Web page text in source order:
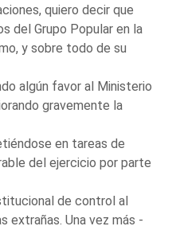
quiero decir que
del Grupo Popular en la
y sobre todo de su
algún favor al Ministerio
gravemente la
en tareas de
del ejercicio por parte
de control al
extrañas. Una vez más -